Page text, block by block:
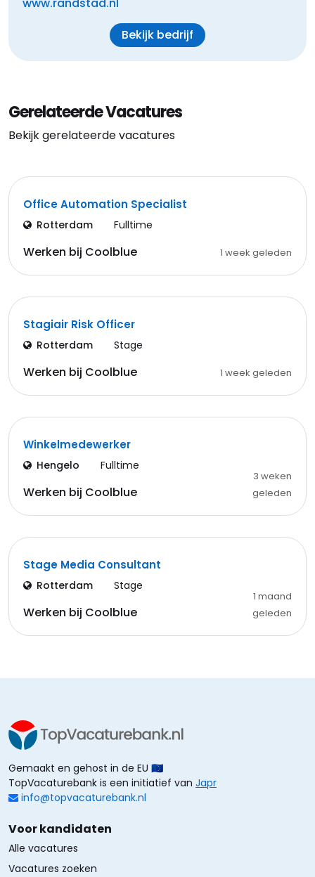
Bekijk bedrijf
Gerelateerde Vacatures
Bekijk gerelateerde vacatures
Office Automation Specialist
Rotterdam Fulltime
Werken bij Coolblue 1 week geleden
Stagiair Risk Officer
Rotterdam Stage
Werken bij Coolblue 1 week geleden
Winkelmedewerker
Hengelo Fulltime
Werken bij Coolblue
3 weken
geleden
Stage Media Consultant
Rotterdam Stage
Werken bij Coolblue
1 maand
geleden
Gemaakt en gehost in de EU 🇪🇺
TopVacaturebank is een initiatief van Japr
info@topvacaturebank.nl
Voor kandidaten
Alle vacatures
Vacatures zoeken